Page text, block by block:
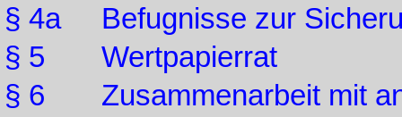
§ 4a Befugnisse zur
§ 5 Wertpapierrat
§ 6 Zusammenarbeit mit